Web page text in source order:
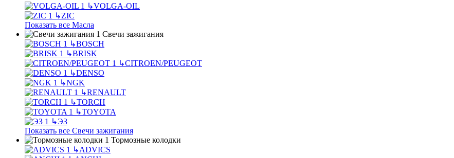
↳VOLGA-OIL
↳ZIC
Показать все Масла
Свечи зажигания
↳BOSCH
↳BRISK
↳CITROEN/PEUGEOT
↳DENSO
↳NGK
↳RENAULT
↳TORCH
↳TOYOTA
↳ЭЗ
Показать все Свечи зажигания
Тормозные колодки
↳ADVICS